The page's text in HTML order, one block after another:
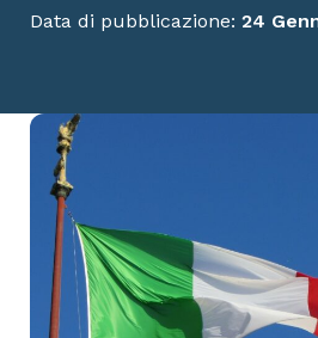
Data di pubblicazione: 24